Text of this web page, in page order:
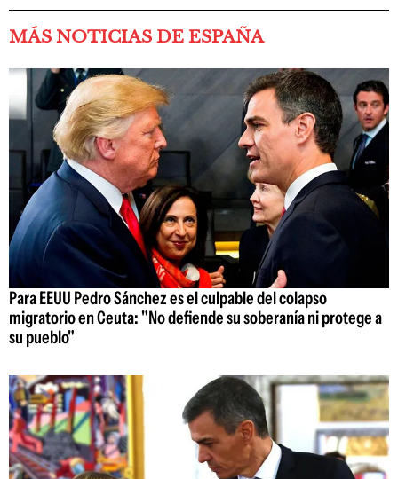
MÁS NOTICIAS DE ESPAÑA
Para EEUU Pedro Sánchez es el culpable del colapso
migratorio en Ceuta: "No defiende su soberanía ni protege a
su pueblo"